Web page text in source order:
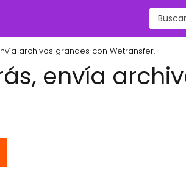
archivos grandes con Wetransfer.
envía